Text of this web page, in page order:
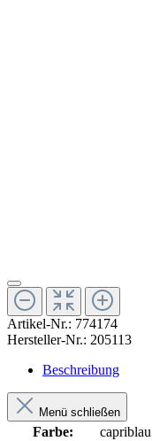
Artikel-Nr.: 774174
Hersteller-Nr.: 205113
Beschreibung
Menü schließen
Farbe:
capriblau